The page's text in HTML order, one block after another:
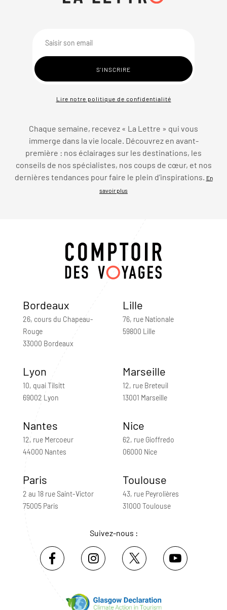
Lire notre politique de confidentialité
Chaque semaine, recevez « La Lettre » qui vous
immerge dans la vie locale. Découvrez en avant-
première : nos éclairages sur les destinations, les
conseils de nos spécialistes, nos coups de cœur, et nos
dernières tendances pour faire le plein d’inspirations.
En
savoir plus
Bordeaux
26, cours du Chapeau-
Rouge
33000 Bordeaux
Lille
76, rue Nationale
59800 Lille
Lyon
10, quai Tilsitt
69002 Lyon
Marseille
12, rue Breteuil
13001 Marseille
Nantes
12, rue Mercoeur
44000 Nantes
Nice
62, rue Gioffredo
06000 Nice
Paris
2 au 18 rue Saint-Victor
75005 Paris
Toulouse
43, rue Peyrolières
31000 Toulouse
Suivez-nous :